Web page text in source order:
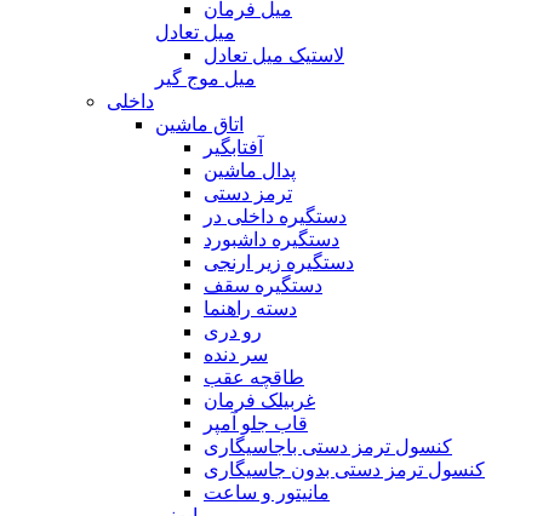
میل فرمان
میل تعادل
لاستیک میل تعادل
میل موج گیر
داخلی
اتاق ماشین
آفتابگیر
پدال ماشین
ترمز دستی
دستگیره داخلی در
دستگیره داشبورد
دستگیره زیر ارنجی
دستگیره سقف
دسته راهنما
رو دری
سر دنده
طاقچه عقب
غربیلک فرمان
قاب جلو آمپر
کنسول ترمز دستی باجاسیگاری
کنسول ترمز دستی بدون جاسیگاری
مانیتور و ساعت